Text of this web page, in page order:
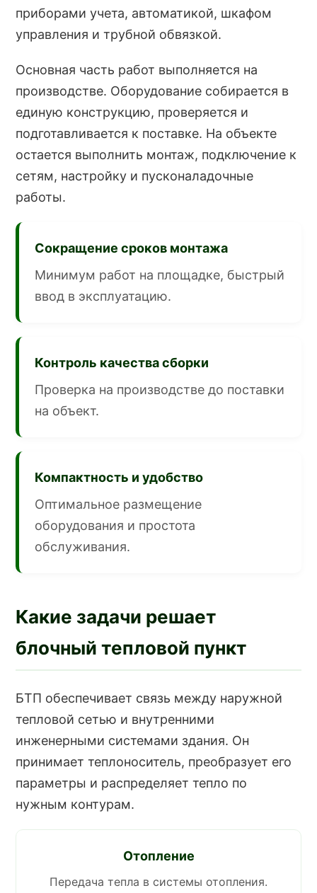
приборами учета, автоматикой, шкафом
управления и трубной обвязкой.
Основная часть работ выполняется на
производстве. Оборудование собирается в
единую конструкцию, проверяется и
подготавливается к поставке. На объекте
остается выполнить монтаж, подключение к
сетям, настройку и пусконаладочные
работы.
Сокращение сроков монтажа
Минимум работ на площадке, быстрый
ввод в эксплуатацию.
Контроль качества сборки
Проверка на производстве до поставки
на объект.
Компактность и удобство
Оптимальное размещение
оборудования и простота
обслуживания.
Какие задачи решает
блочный тепловой пункт
БТП обеспечивает связь между наружной
тепловой сетью и внутренними
инженерными системами здания. Он
принимает теплоноситель, преобразует его
параметры и распределяет тепло по
нужным контурам.
Отопление
Передача тепла в системы отопления.